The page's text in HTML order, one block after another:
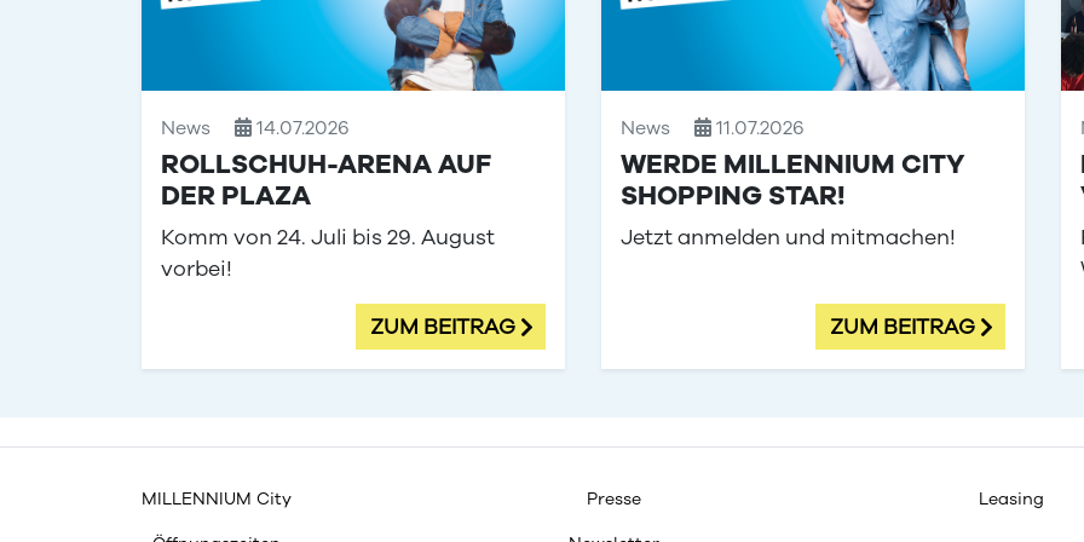
News 14.07.2026
ROLLSCHUH-ARENA AUF
DER PLAZA
Komm von 24. Juli bis 29. August
vorbei!
ZUM BEITRAG
News 11.07.2026
WERDE MILLENNIUM CITY
SHOPPING STAR!
Jetzt anmelden und mitmachen!
ZUM BEITRAG
MILLENNIUM City
Presse
Leasing